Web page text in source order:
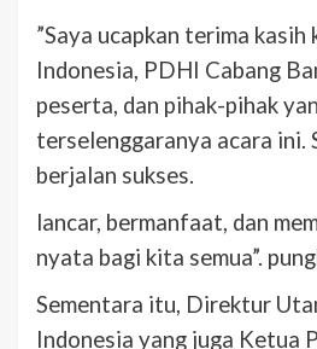
‎”Saya ucapkan terima kasih
Indonesia, PDHI Cabang
peserta, dan pihak-pihak
terselenggaranya acara ini.
berjalan sukses.
lancar, bermanfaat, dan
nyata bagi kita semua”.
‎Sementara itu, Direktur
Indonesia yang juga Ketua